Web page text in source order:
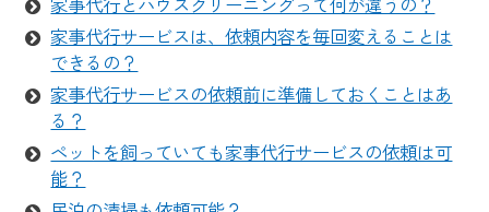
家事代行とハウスクリーニングって何が違うの？
家事代行サービスは、依頼内容を毎回変えることは
できるの？
家事代行サービスの依頼前に準備しておくことはあ
る？
ペットを飼っていても家事代行サービスの依頼は可
能？